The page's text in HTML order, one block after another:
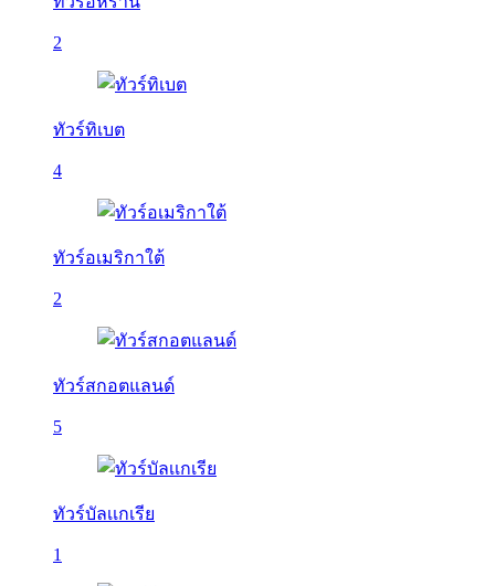
2
ทัวร์ทิเบต
4
ทัวร์อเมริกาใต้
2
ทัวร์สกอตแลนด์
5
ทัวร์บัลเเกเรีย
1